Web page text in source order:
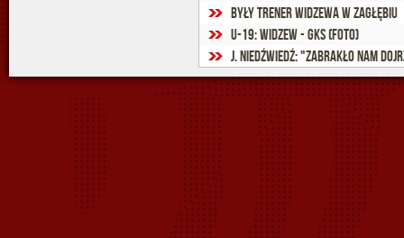
Były trener Widzewa w Zagłębiu
U-19: Widzew - GKS (foto)
J. Niedźwiedź: "Zabrakło nam